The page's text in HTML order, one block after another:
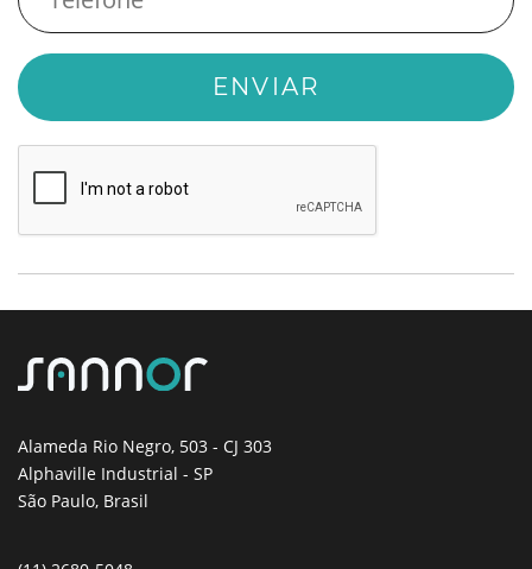
Alameda Rio Negro, 503 - CJ 303
Alphaville Industrial - SP
São Paulo, Brasil